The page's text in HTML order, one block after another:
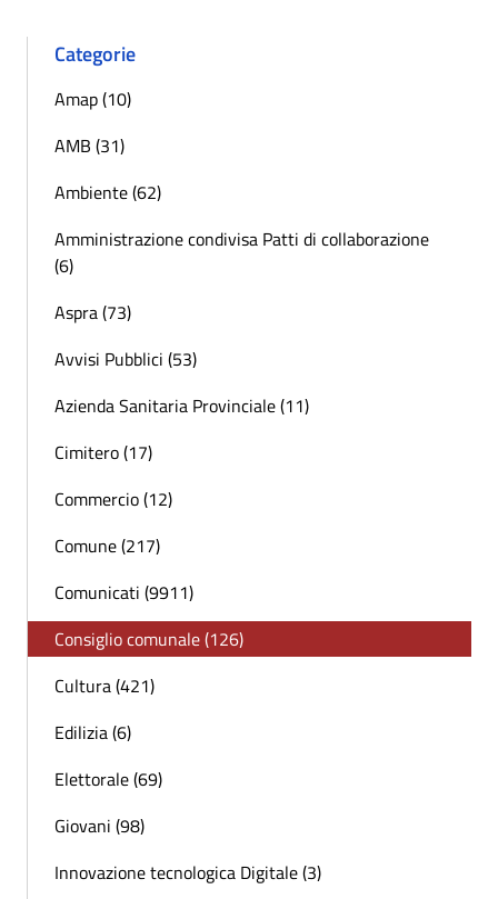
Categorie
Amap (10)
AMB (31)
Ambiente (62)
Amministrazione condivisa Patti di collaborazione
(6)
Aspra (73)
Avvisi Pubblici (53)
Azienda Sanitaria Provinciale (11)
Cimitero (17)
Commercio (12)
Comune (217)
Comunicati (9911)
Consiglio comunale (126)
Cultura (421)
Edilizia (6)
Elettorale (69)
Giovani (98)
Innovazione tecnologica Digitale (3)